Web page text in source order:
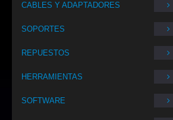
CABLES Y ADAPTADORES
SOPORTES
REPUESTOS
HERRAMIENTAS
SOFTWARE